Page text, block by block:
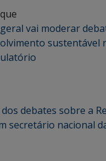
vai moderar
sustentável
dos debates sobre a
secretário nacional